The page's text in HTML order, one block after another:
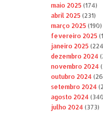
ainda seria
trabalhar dentro
precisa ser pé no
maio 2025 (174)
abril 2025 (231)
março 2025 (190)
fevereiro 2025
janeiro 2025
dezembro 2024
novembro 2024
outubro 2024
setembro 2024
agosto 2024
julho 2024 (373)